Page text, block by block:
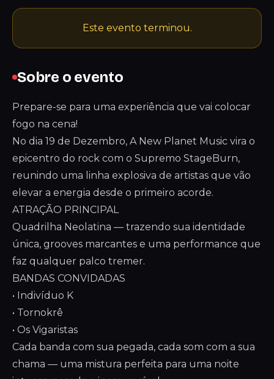
Sobre o evento
Prepare-se para uma experiência que vai colocar
fogo na cena!
No dia 19 de Dezembro, A New Planet Music vira o
epicentro do rock com o Supremo StageBurn,
reunindo uma linha explosiva de artistas que vão
elevar a energia desde o primeiro acorde.
ATRAÇÃO PRINCIPAL
Quadrilha Neolatina — trazendo sua identidade
única, grooves marcantes e uma performance que
faz qualquer palco tremer.
BANDAS CONVIDADAS
• Indivíduo K
• Tornokrê
• Os Vigaristas
Cada banda com sua pegada, cada som com a sua
chama — uma mistura perfeita para uma noite
Este evento terminou.